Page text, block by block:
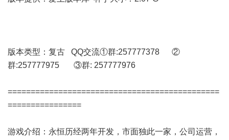
版本类型：复古 QQ交流①群:257777378 ②
群:257777975 ③群: 257777976
==============================================
================
游戏介绍：永恒历经两年开发，市面独此一家，公司运营，